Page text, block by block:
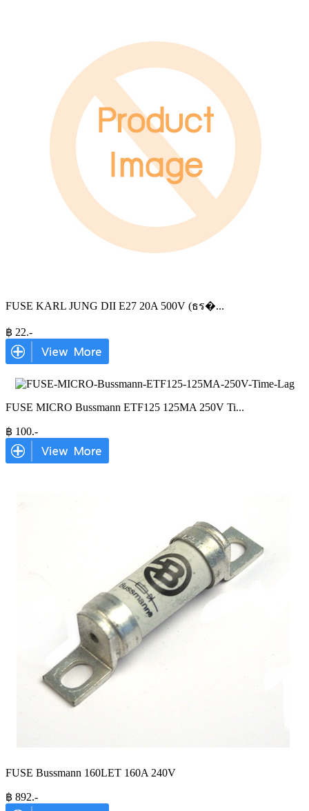
FUSE KARL JUNG DII E27 20A 500V (ธร�...
฿ 22.-
FUSE MICRO Bussmann ETF125 125MA 250V Ti...
฿ 100.-
FUSE Bussmann 160LET 160A 240V
฿ 892.-